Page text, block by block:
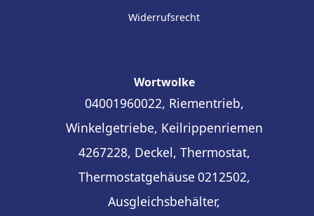
Widerrufsrecht
Wortwolke
04001960022, Riementrieb,
Winkelgetriebe, Keilrippenriemen
4267228, Deckel, Thermostat,
Thermostatgehäuse 0212502,
Ausgleichsbehälter,